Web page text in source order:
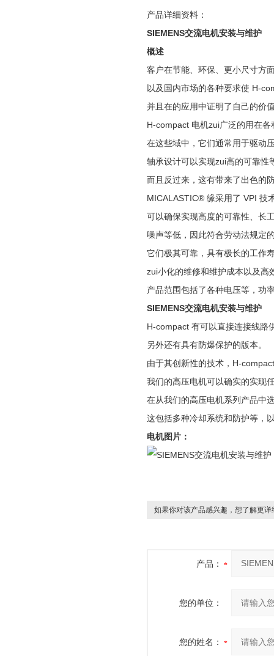
产品详细资料：
SIEMENS交流电机安装与维护
概述
客户在节能、环保、更小尺寸方
以及国内市场的各种要求使 H-
并且在的应用中证明了自己的价
H-compact 电机zui广泛的用在
在这些域中，它们通常用于驱动
轴承设计可以实现zui高的可靠性
而且反过来，这有带来了出色的
MICALASTIC® 缘采用了 VPI 技
可以确保实现高度的可靠性、长
噪声等低，因此符合劳动法规定
它们极其可靠，具有极长的工作
zui小化的维修和维护成本以及高
产品范围包括了各种电压等，功
SIEMENS交流电机安装与维护
H-compact 有可以直接连接线路
另外还有具有防爆保护的版本。
由于其创新性的技术，H-
我们的高压电机可以确实的实现
在从我们的高压电机系列产品中
这包括多种冷却系统和防护等，
电机图片：
如果你对该产品感兴趣，想了解更详
产品：
您的单位：
您的姓名：